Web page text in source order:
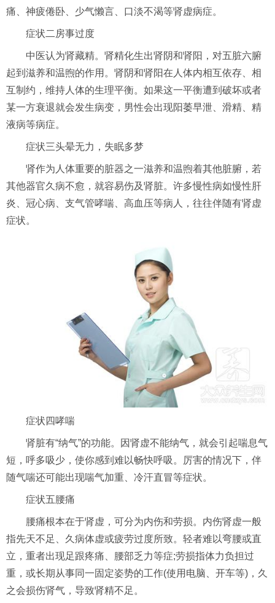
痛、神疲倦卧、少气懒言、口淡不渴等肾虚病症。
症状二房事过度
中医认为肾藏精。肾精化生出肾阴和肾阳，对五脏六腑
起到滋养和温煦的作用。肾阴和肾阳在人体内相互依存、相
互制约，维持人体的生理平衡。如果这一平衡遭到破坏或者
某一方衰退就会发生病变，男性会出现阳萎早泄、滑精、精
液病等病症。
症状三头晕无力，失眠多梦
肾作为人体重要的脏器之一滋养和温煦着其他脏腑，若
其他器官久病不愈，就容易伤及肾脏。许多慢性病如慢性肝
炎、冠心病、支气管哮喘、高血压等病人，往往伴随有肾虚
症状。
症状四哮喘
肾脏有“纳气”的功能。因肾虚不能纳气，就会引起喘息气
短，呼多吸少，使你感到难以畅快呼吸。厉害的情况下，伴
随气喘还可能出现喘气加重、冷汗直冒等症状。
症状五腰痛
腰痛根本在于肾虚，可分为内伤和劳损。内伤肾虚一般
指先天不足、久病体虚或疲劳过度所致。轻者难以弯腰或直
立，重者出现足跟疼痛、腰部乏力等症;劳损指体力负担过
重，或长期从事同一固定姿势的工作(使用电脑、开车等)，久
之会损伤肾气，导致肾精不足。